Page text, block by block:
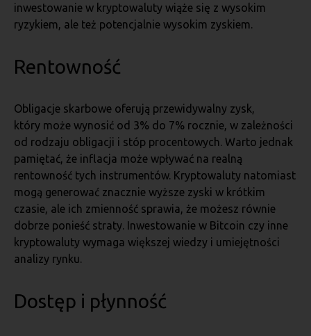
inwestowanie w kryptowaluty wiąże się z wysokim
ryzykiem, ale też potencjalnie wysokim zyskiem.
Rentowność
Obligacje skarbowe oferują przewidywalny zysk,
który może wynosić od 3% do 7% rocznie, w zależności
od rodzaju obligacji i stóp procentowych. Warto jednak
pamiętać, że inflacja może wpływać na realną
rentowność tych instrumentów. Kryptowaluty natomiast
mogą generować znacznie wyższe zyski w krótkim
czasie, ale ich zmienność sprawia, że możesz równie
dobrze ponieść straty. Inwestowanie w Bitcoin czy inne
kryptowaluty wymaga większej wiedzy i umiejętności
analizy rynku.
Dostęp i płynność